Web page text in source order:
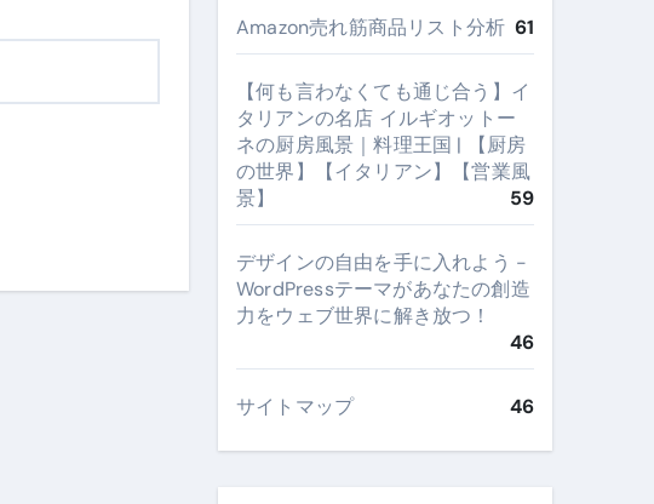
Amazon売れ筋商品リスト分析 61
【何も言わなくても通じ合う】イ
タリアンの名店 イルギオットー
ネの厨房風景｜料理王国 | 【厨房
の世界】【イタリアン】【営業風
景】
59
デザインの自由を手に入れよう -
WordPressテーマがあなたの創造
力をウェブ世界に解き放つ！
46
サイトマップ 46